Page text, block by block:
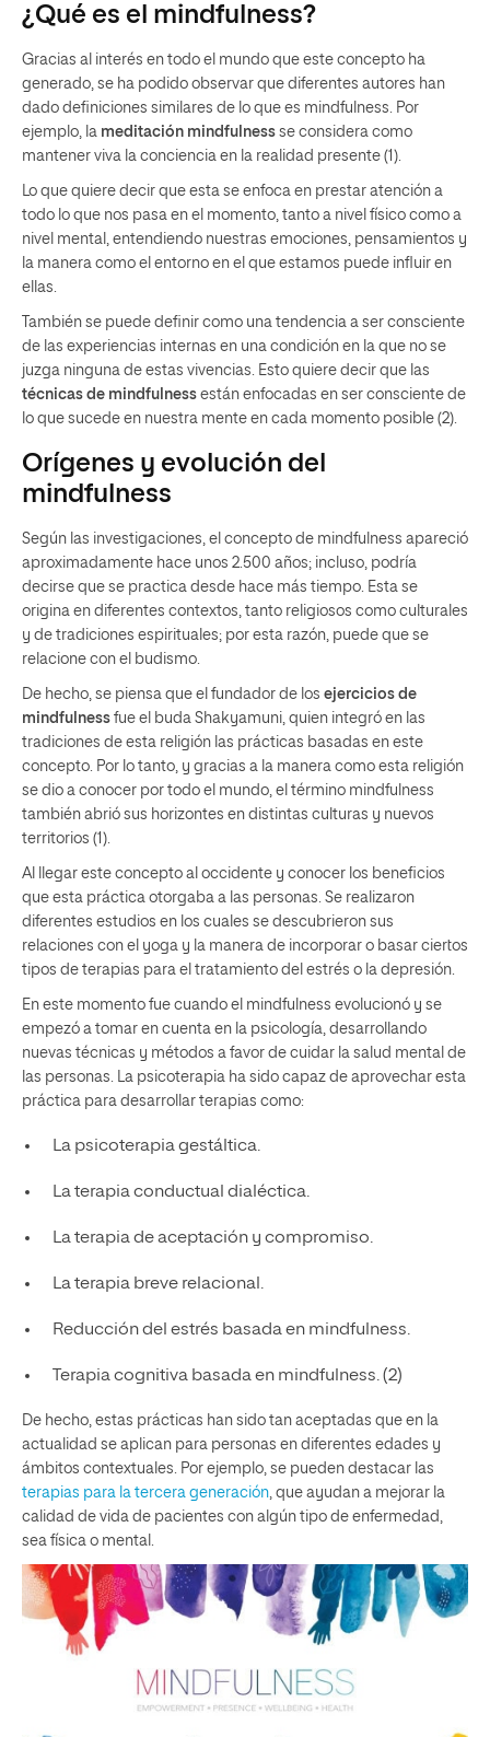
¿Qué es el mindfulness?
Gracias al interés en todo el mundo que este concepto ha
generado, se ha podido observar que diferentes autores han
dado definiciones similares de lo que es mindfulness. Por
ejemplo, la meditación mindfulness se considera como
mantener viva la conciencia en la realidad presente (1).
Lo que quiere decir que esta se enfoca en prestar atención a
todo lo que nos pasa en el momento, tanto a nivel físico como a
nivel mental, entendiendo nuestras emociones, pensamientos y
la manera como el entorno en el que estamos puede influir en
ellas.
También se puede definir como una tendencia a ser consciente
de las experiencias internas en una condición en la que no se
juzga ninguna de estas vivencias. Esto quiere decir que las
técnicas de mindfulness están enfocadas en ser consciente de
lo que sucede en nuestra mente en cada momento posible (2).
Orígenes y evolución del
mindfulness
Según las investigaciones, el concepto de mindfulness apareció
aproximadamente hace unos 2.500 años; incluso, podría
decirse que se practica desde hace más tiempo. Esta se
origina en diferentes contextos, tanto religiosos como culturales
y de tradiciones espirituales; por esta razón, puede que se
relacione con el budismo.
De hecho, se piensa que el fundador de los ejercicios de
mindfulness fue el buda Shakyamuni, quien integró en las
tradiciones de esta religión las prácticas basadas en este
concepto. Por lo tanto, y gracias a la manera como esta religión
se dio a conocer por todo el mundo, el término mindfulness
también abrió sus horizontes en distintas culturas y nuevos
territorios (1).
Al llegar este concepto al occidente y conocer los beneficios
que esta práctica otorgaba a las personas. Se realizaron
diferentes estudios en los cuales se descubrieron sus
relaciones con el yoga y la manera de incorporar o basar ciertos
tipos de terapias para el tratamiento del estrés o la depresión.
En este momento fue cuando el mindfulness evolucionó y se
empezó a tomar en cuenta en la psicología, desarrollando
nuevas técnicas y métodos a favor de cuidar la salud mental de
las personas. La psicoterapia ha sido capaz de aprovechar esta
práctica para desarrollar terapias como:
La psicoterapia gestáltica.
La terapia conductual dialéctica.
La terapia de aceptación y compromiso.
La terapia breve relacional.
Reducción del estrés basada en mindfulness.
Terapia cognitiva basada en mindfulness. (2)
De hecho, estas prácticas han sido tan aceptadas que en la
actualidad se aplican para personas en diferentes edades y
ámbitos contextuales. Por ejemplo, se pueden destacar las
terapias para la tercera generación , que ayudan a mejorar la
calidad de vida de pacientes con algún tipo de enfermedad,
sea física o mental.